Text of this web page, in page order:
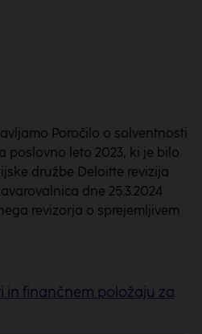
Poročilo o solventnosti
poslovno leto 2023, ki je bilo
družbe Deloitte revizija
dne 25.3.2024
revizorja o sprejemljivem
in finančnem položaju za